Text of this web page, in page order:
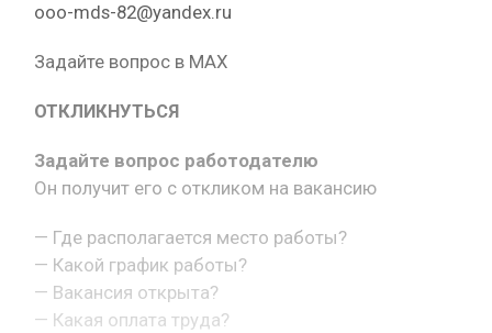
ooo-mds-82@yandex.ru
Задайте вопрос в MAX
ОТКЛИКНУТЬСЯ
Задайте вопрос работодателю
Он получит его с откликом на вакансию
— Где располагается место работы?
— Какой график работы?
— Вакансия открыта?
— Какая оплата труда?